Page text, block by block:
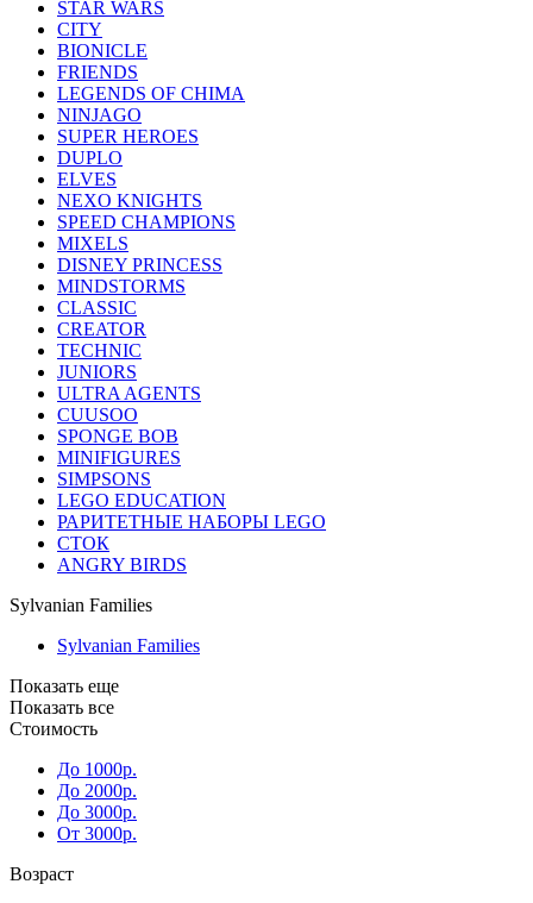
STAR WARS
CITY
BIONICLE
FRIENDS
LEGENDS OF CHIMA
NINJAGO
SUPER HEROES
DUPLO
ELVES
NEXO KNIGHTS
SPEED CHAMPIONS
MIXELS
DISNEY PRINCESS
MINDSTORMS
CLASSIC
CREATOR
TECHNIC
JUNIORS
ULTRA AGENTS
CUUSOO
SPONGE BOB
MINIFIGURES
SIMPSONS
LEGO EDUCATION
РАРИТЕТНЫЕ НАБОРЫ LEGO
СТОК
ANGRY BIRDS
Sylvanian Families
Sylvanian Families
Показать еще
Показать все
Стоимость
До 1000р.
До 2000р.
До 3000р.
От 3000р.
Возраст